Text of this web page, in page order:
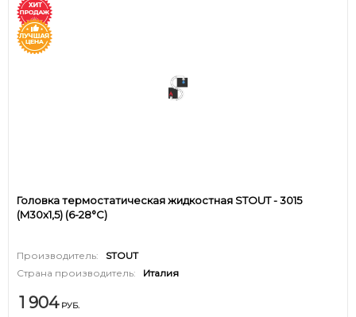
Головка термостатическая жидкостная STOUT - 3015
(M30x1,5) (6-28°C)
Производитель:
STOUT
Страна производитель:
Италия
1 904 РУБ.